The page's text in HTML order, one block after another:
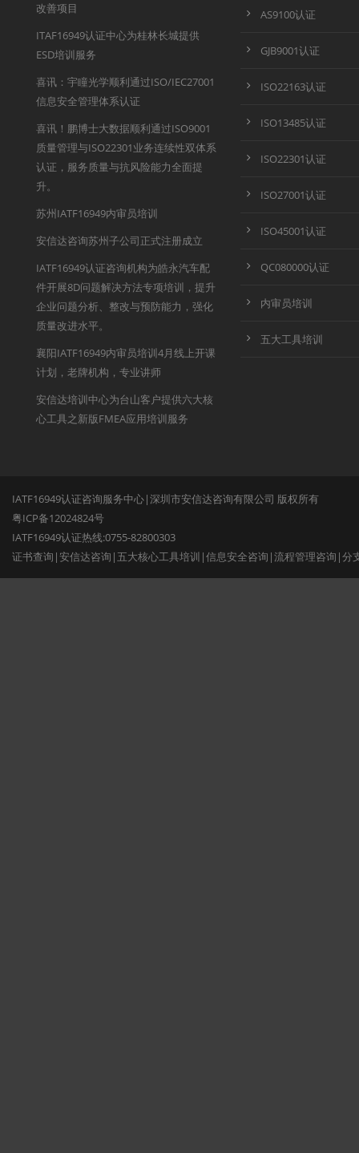
改善项目
ITAF16949认证中心为桂林长城提供
ESD培训服务
喜讯：宇瞳光学顺利通过ISO/IEC27001
信息安全管理体系认证
喜讯！鹏博士大数据顺利通过ISO9001
质量管理与ISO22301业务连续性双体系
认证，服务质量与抗风险能力全面提
升。
苏州IATF16949内审员培训
安信达咨询苏州子公司正式注册成立
IATF16949认证咨询机构为皓永汽车配
件开展8D问题解决方法专项培训，提升
企业问题分析、整改与预防能力，强化
质量改进水平。
襄阳IATF16949内审员培训4月线上开课
计划，老牌机构，专业讲师
安信达培训中心为台山客户提供六大核
心工具之新版FMEA应用培训服务
AS9100认证
GJB9001认证
ISO22163认证
ISO13485认证
ISO22301认证
ISO27001认证
ISO45001认证
QC080000认证
内审员培训
五大工具培训
IATF16949认证咨询服务中心|深圳市安信达咨询有限公司 版权所有
粤ICP备12024824号
IATF16949认证热线:0755-82800303
证书查询 |安信达咨询 | 五大核心工具培训 |信息安全咨询 |流程管理咨询 |分